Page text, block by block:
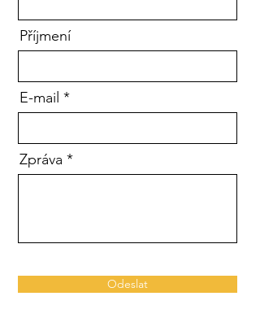
Příjmení
E-mail
Zpráva
Odeslat